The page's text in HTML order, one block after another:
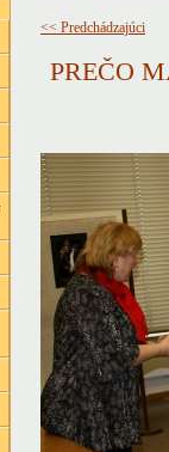
<< Predchádzajúci
PREČO